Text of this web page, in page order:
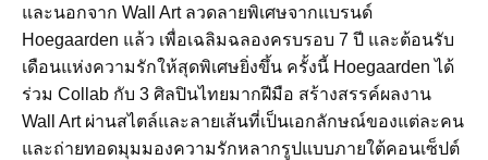
และนอกจาก Wall Art ลวดลายพิเศษจากแบรนด์
Hoegaarden แล้ว เพื่อเฉลิมฉลองครบรอบ 7 ปี และต้อนรับ
เดือนแห่งความรักให้สุดพิเศษยิ่งขึ้น ครั้งนี้ Hoegaarden ได้
ร่วม Collab กับ 3 ศิลปินไทยมากฝีมือ สร้างสรรค์ผลงาน
Wall Art ผ่านสไตล์และลายเส้นที่เป็นเอกลักษณ์ของแต่ละคน
และถ่ายทอดมุมมองความรักหลากรูปแบบภายใต้คอนเซ็ปต์